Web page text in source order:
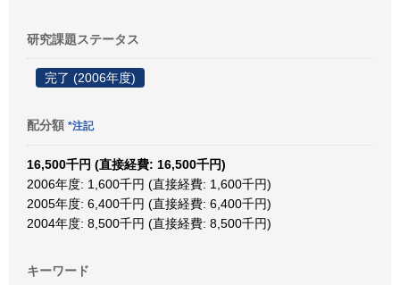
研究課題ステータス
完了 (2006年度)
配分額 *注記
16,500千円 (直接経費: 16,500千円)
2006年度: 1,600千円 (直接経費: 1,600千円)
2005年度: 6,400千円 (直接経費: 6,400千円)
2004年度: 8,500千円 (直接経費: 8,500千円)
キーワード